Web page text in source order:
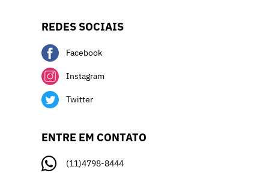
REDES SOCIAIS
Facebook
Instagram
Twitter
ENTRE EM CONTATO
(11)4798-8444